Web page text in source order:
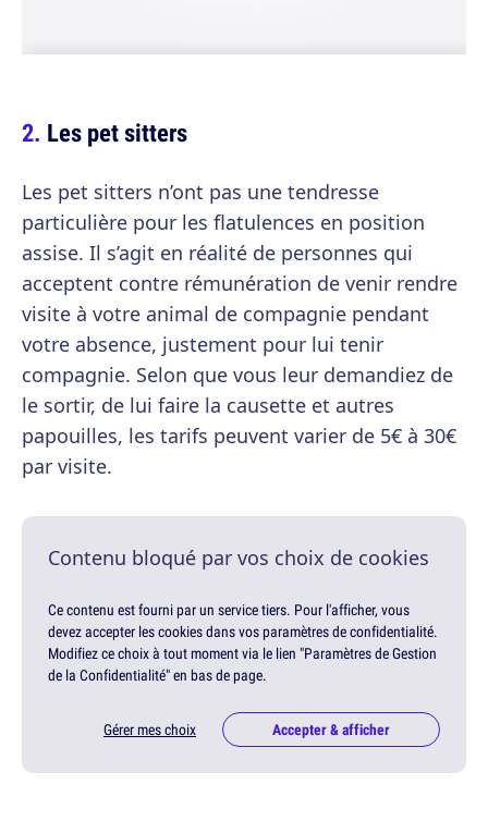
Les pet sitters
Les pet sitters n’ont pas une tendresse
particulière pour les flatulences en position
assise. Il s’agit en réalité de personnes qui
acceptent contre rémunération de venir rendre
visite à votre animal de compagnie pendant
votre absence, justement pour lui tenir
compagnie. Selon que vous leur demandiez de
le sortir, de lui faire la causette et autres
papouilles, les tarifs peuvent varier de 5€ à 30€
par visite.
Contenu bloqué par vos choix de cookies
Ce contenu est fourni par un service tiers. Pour l'afficher, vous
devez accepter les cookies dans vos paramètres de confidentialité.
Modifiez ce choix à tout moment via le lien "Paramètres de Gestion
de la Confidentialité" en bas de page.
Gérer mes choix Accepter & afficher